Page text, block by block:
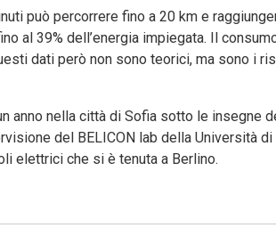
può percorrere fino a 20 km e
al 39% dell’energia impiegata. Il
dati però non sono teorici, ma sono i
anno nella città di Sofia sotto le insegne
del BELICON lab della Università
elettrici che si è tenuta a Berlino.